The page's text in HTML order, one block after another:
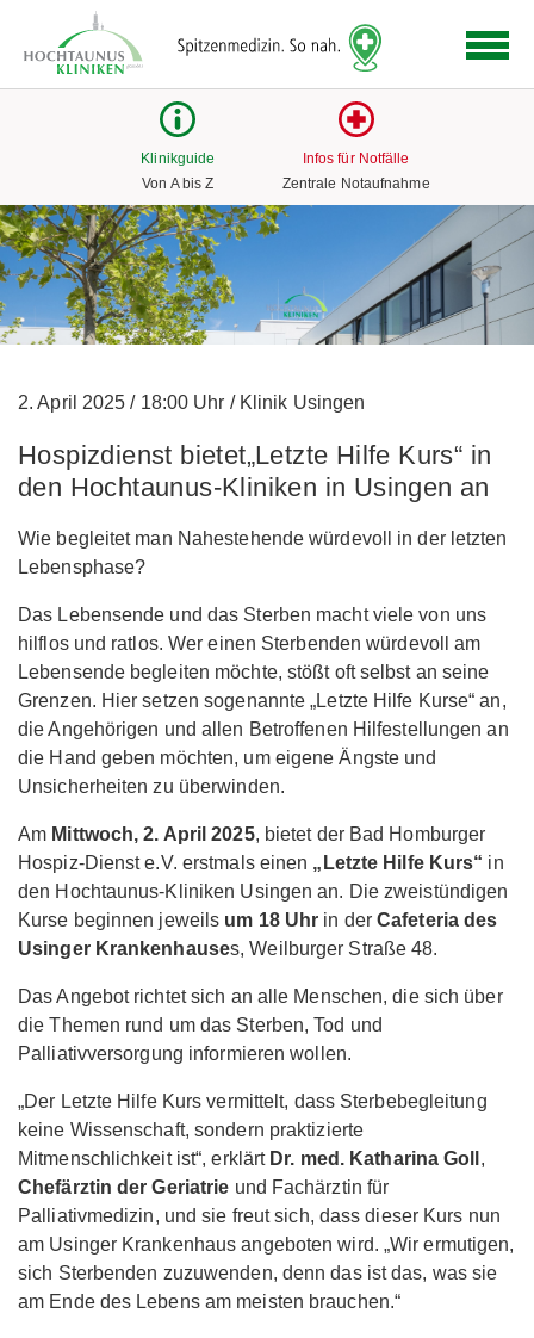
Link
zur
Startseite
Klinikguide
Von A bis Z
Infos für Notfälle
Zentrale Notaufnahme
2. April 2025/18:00 Uhr /Klinik Usingen
Hospizdienst bietet„Letzte Hilfe Kurs“ in
den Hochtaunus-Kliniken in Usingen an
Wie begleitet man Nahestehende würdevoll in der letzten
Lebensphase?
Das Lebensende und das Sterben macht viele von uns
hilflos und ratlos. Wer einen Sterbenden würdevoll am
Lebensende begleiten möchte, stößt oft selbst an seine
Grenzen. Hier setzen sogenannte „Letzte Hilfe Kurse“ an,
die Angehörigen und allen Betroffenen Hilfestellungen an
die Hand geben möchten, um eigene Ängste und
Unsicherheiten zu überwinden.
Am Mittwoch, 2. April 2025, bietet der Bad Homburger
Hospiz-Dienst e.V. erstmals einen „Letzte Hilfe Kurs“ in
den Hochtaunus-Kliniken Usingen an. Die zweistündigen
Kurse beginnen jeweils um 18 Uhr in derCafeteria des
Usinger Krankenhauses, Weilburger Straße 48.
Das Angebot richtet sich an alle Menschen, die sich über
die Themen rund um das Sterben, Tod und
Palliativversorgung informieren wollen.
„Der Letzte Hilfe Kurs vermittelt, dass Sterbebegleitung
keine Wissenschaft, sondern praktizierte
Mitmenschlichkeit ist“, erklärtDr. med. Katharina Goll ,
Chefärztin der Geriatrie und Fachärztin für
Palliativmedizin, und sie freut sich, dass dieser Kurs nun
am Usinger Krankenhaus angeboten wird. „Wir ermutigen,
sich Sterbenden zuzuwenden, denn das ist das, was sie
am Ende des Lebens am meisten brauchen.“